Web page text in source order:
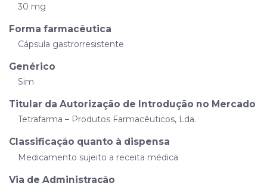
30 mg
Forma farmacêutica
Cápsula gastrorresistente
Genérico
Sim
Titular da Autorização de Introdução no Mercado
Tetrafarma – Produtos Farmacêuticos, Lda.
Classificação quanto à dispensa
Medicamento sujeito a receita médica
Via de Administração